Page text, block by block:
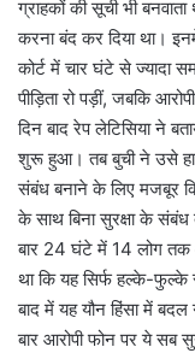
ग्राहकों की सूची भी
करना बंद कर दिया था।
कोर्ट में चार घंटे से ज्यादा
पीड़िता रो पड़ीं, जबकि
दिन बाद रेप लेटिसिया ने
शुरू हुआ। तब बुची ने उसे
संबंध बनाने के लिए मजबूर
के साथ बिना सुरक्षा के
बार 24 घंटे में 14 लोग
था कि यह सिर्फ हल्के-फुल्के
बाद में यह यौन हिंसा में बदल
बार आरोपी फोन पर ये सब